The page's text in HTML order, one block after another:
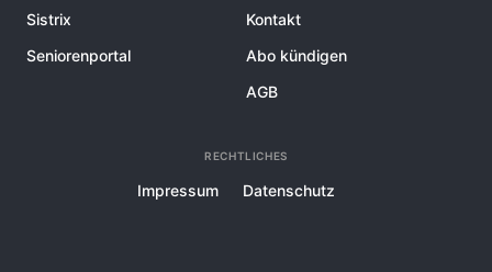
Sistrix
Seniorenportal
Kontakt
Abo kündigen
AGB
RECHTLICHES
Impressum Datenschutz